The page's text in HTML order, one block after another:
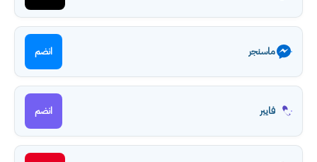
ماسنجر انضم
فايبر انضم